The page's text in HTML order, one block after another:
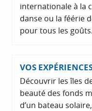
internationale à la
danse ou la féérie
pour tous les goûts.
VOS
Découvrir les îles
beauté des fonds
d’un bateau